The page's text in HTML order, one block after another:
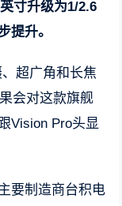
寸升级为1/2.6
提升。
超广角和长焦
会对这款旗舰
Vision Pro头显
要制造商台积电